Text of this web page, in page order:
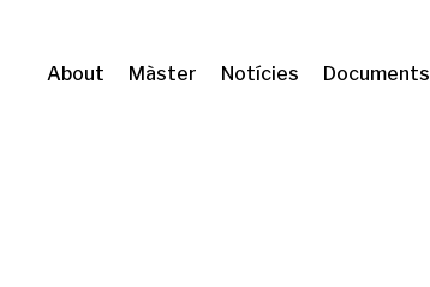
About Màster Notícies Documents